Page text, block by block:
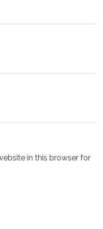
in this browser for